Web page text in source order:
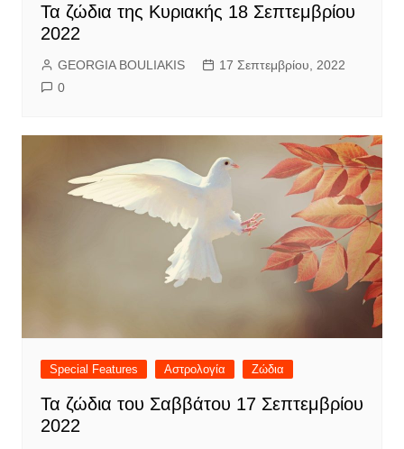
Τα ζώδια της Κυριακής 18 Σεπτεμβρίου
2022
GEORGIA BOULIAKIS
17 Σεπτεμβρίου, 2022
0
Special Features Αστρολογία Ζώδια
Τα ζώδια του Σαββάτου 17 Σεπτεμβρίου
2022